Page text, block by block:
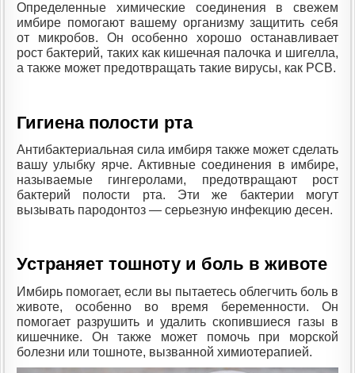
Определенные химические соединения в свежем
имбире помогают вашему организму защитить себя
от микробов. Он особенно хорошо останавливает
рост бактерий, таких как кишечная палочка и шигелла,
а также может предотвращать такие вирусы, как РСВ.
Гигиена полости рта
Антибактериальная сила имбиря также может сделать
вашу улыбку ярче. Активные соединения в имбире,
называемые гингеролами, предотвращают рост
бактерий полости рта. Эти же бактерии могут
вызывать пародонтоз — серьезную инфекцию десен.
Устраняет тошноту и боль в животе
Имбирь помогает, если вы пытаетесь облегчить боль в
животе, особенно во время беременности. Он
помогает разрушить и удалить скопившиеся газы в
кишечнике. Он также может помочь при морской
болезни или тошноте, вызванной химиотерапией.